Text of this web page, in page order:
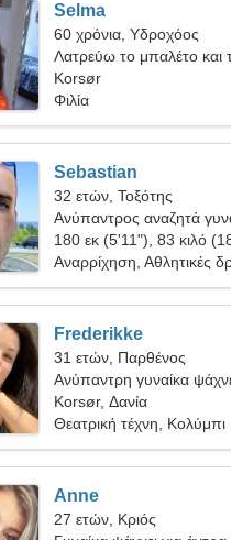
Selma
60 χρόνια, Υδροχόος
Λατρεύω το μπαλέτο και
Korsør
Φιλία
Sebastian
32 ετών, Τοξότης
Ανύπαντρος αναζητά
180 εκ (5'11"), 83 κιλό
Αναρρίχηση, Αθλητικές
Frederikke
31 ετών, Παρθένος
Ανύπαντρη γυναίκα
Korsør, Δανία
Θεατρική τέχνη, Κολύμπι
Anne
27 ετών, Κριός